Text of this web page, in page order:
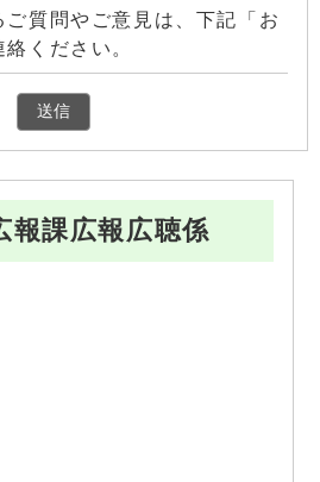
ご質問やご意見は、下記「お
ください。
報課広報広聴係